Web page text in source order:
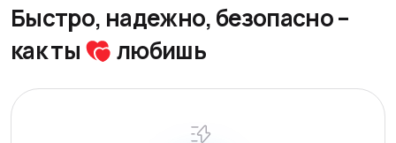
Быстро, надежно, безопасно–
как ты
любишь